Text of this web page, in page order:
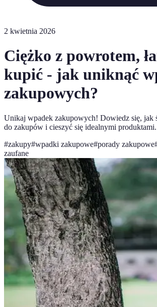
2 kwietnia 2026
Ciężko z powrotem,
kupić - jak uniknąć
zakupowych?
Unikaj wpadek zakupowych! Dowiedz się, jak
do zakupów i cieszyć się idealnymi produktami.
#zakupy#wpadki zakupowe#porady zakupowe
zaufane